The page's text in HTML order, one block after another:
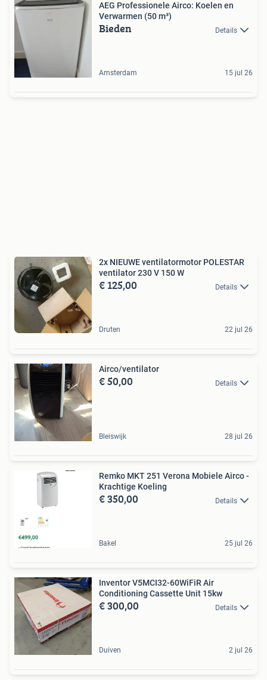
AEG Professionele Airco: Koelen en
Verwarmen (50 m³)
Bieden Details
Amsterdam 15 jul 26
2x NIEUWE ventilatormotor POLESTAR
ventilator 230 V 150 W
€ 125,00 Details
Druten 22 jul 26
Airco/ventilator
€ 50,00 Details
Bleiswijk 28 jul 26
Remko MKT 251 Verona Mobiele Airco -
Krachtige Koeling
€ 350,00 Details
Bakel 25 jul 26
Inventor V5MCI32-60WiFiR Air
Conditioning Cassette Unit 15kw
€ 300,00 Details
Duiven 2 jul 26